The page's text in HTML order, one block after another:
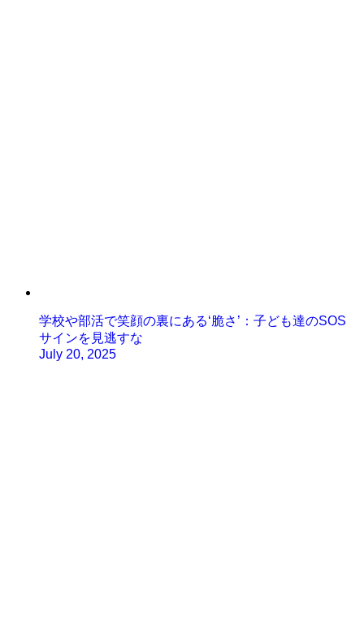
学校や部活で笑顔の裏にある‘脆さ’：子ども達のSOS
サインを見逃すな
July 20, 2025